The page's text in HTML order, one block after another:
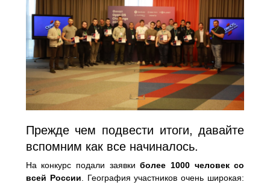
Прежде чем подвести итоги, давайте
вспомним как все начиналось.
На конкурс подали заявкиболее 1000 человек со
всей России. География участников очень широкая: